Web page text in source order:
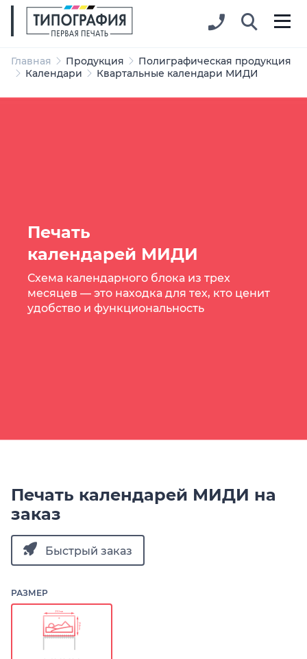
Главная Продукция
Полиграфическая продукция
Календари
Квартальные календари МИДИ
Печать
календарей МИДИ
Схема календарного блока из трех
месяцев — это находка для тех, кто ценит
удобство и функциональность
Печать календарей МИДИ на
заказ
Быстрый заказ
РАЗМЕР